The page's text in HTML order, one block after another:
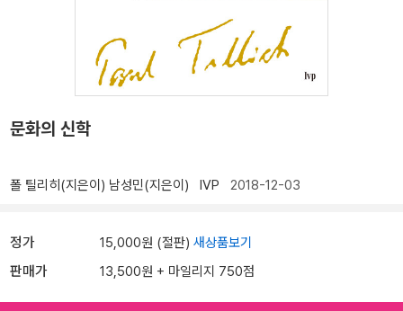
문화의 신학
폴 틸리히(지은이) 남성민(지은이) IVP 2018-12-03
정가 15,000원 (절판) 새상품보기
판매가 13,500원 + 마일리지 750점